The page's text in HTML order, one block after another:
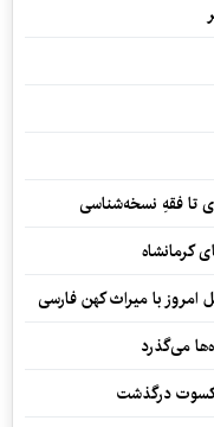
تا فقهِ نسخه‌شناسی
با میراث کهن فارسی
می‌گذرد
درگذشت